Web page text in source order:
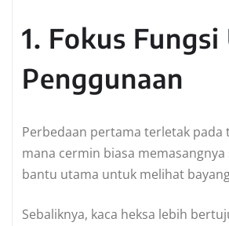
1. Fokus
Penggunaan
Perbedaan pertama terletak pada
mana cermin biasa memasangnya
bantu utama untuk melihat
Sebaliknya, kaca heksa lebih